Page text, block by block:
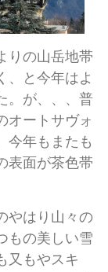
りの山岳地帯
、と今年はよ
。が、、、普
オートサヴォ
今年もまたも
表面が茶色帯
やはり山々の
もの美しい雪
又もやスキ